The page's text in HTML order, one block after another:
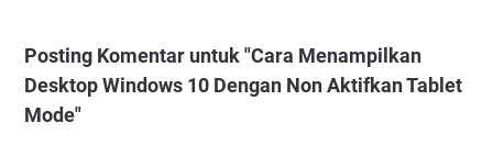
Posting Komentar untuk "Cara Menampilkan
Desktop Windows 10 Dengan Non Aktifkan Tablet
Mode"